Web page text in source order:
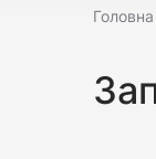
Головна